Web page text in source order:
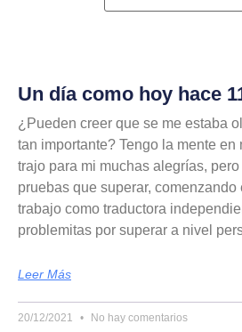
Un día como hoy hace
¿Pueden creer que se me estaba
tan importante? Tengo la mente en
trajo para mi muchas alegrías,
pruebas que superar,
trabajo como traductora
problemitas por superar a nivel
Leer Más
20/12/2021 No hay comentarios